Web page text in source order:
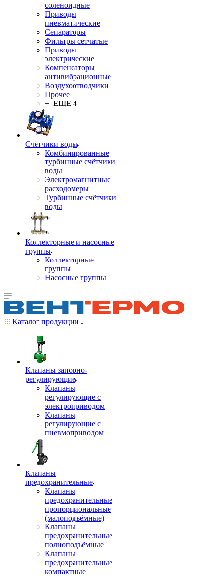
соленоидные
Приводы
пневматические
Сепараторы
Фильтры сетчатые
Приводы
электрические
Компенсаторы
антивибрационные
Воздухоотводчики
Прочее
+ ЕЩЕ 4
Счётчики воды
Комбинированные
турбинные счётчики
воды
Электромагнитные
расходомеры
Турбинные счётчики
воды
Коллекторные и насосные
группы
Коллекторные
группы
Насосные группы
Каталог продукции
Клапаны запорно-
регулирующие
Клапаны
регулирующие с
электроприводом
Клапаны
регулирующие с
пневмоприводом
Клапаны
предохранительные
Клапаны
предохранительные
пропорциональные
(малоподъёмные)
Клапаны
предохранительные
полноподъёмные
Клапаны
предохранительные
компактные